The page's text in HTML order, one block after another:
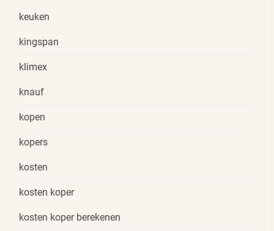
keuken
kingspan
klimex
knauf
kopen
kopers
kosten
kosten koper
kosten koper berekenen